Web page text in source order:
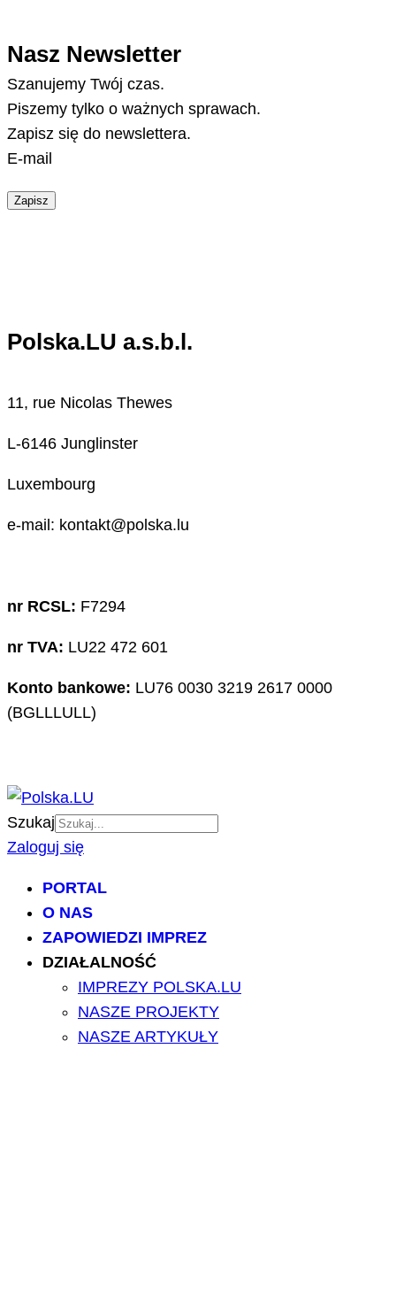
Nasz Newsletter
Szanujemy Twój czas.
Piszemy tylko o ważnych sprawach.
Zapisz się do newslettera.
E-mail
Zapisz
Polska.LU a.s.b.l.
11, rue Nicolas Thewes
L-6146 Junglinster
Luxembourg
e-mail: kontakt@polska.lu
nr RCSL: F7294
nr TVA: LU22 472 601
Konto bankowe: LU76 0030 3219 2617 0000
(BGLLLULL)
Szukaj
Zaloguj się
PORTAL
O NAS
ZAPOWIEDZI IMPREZ
DZIAŁALNOŚĆ
IMPREZY POLSKA.LU
NASZE PROJEKTY
NASZE ARTYKUŁY